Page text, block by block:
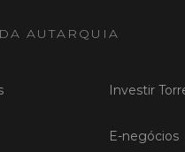
AUTARQUIA
Investir
E-negócios